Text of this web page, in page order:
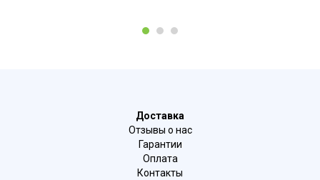
1 2 3
Доставка
Отзывы о нас
Гарантии
Оплата
Контакты